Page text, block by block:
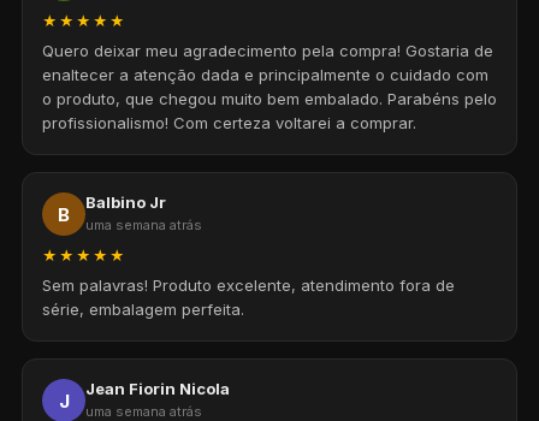
★★★★★
Quero deixar meu agradecimento pela compra! Gostaria de
enaltecer a atenção dada e principalmente o cuidado com
o produto, que chegou muito bem embalado. Parabéns pelo
profissionalismo! Com certeza voltarei a comprar.
B
Balbino Jr
uma semana atrás
★★★★★
Sem palavras! Produto excelente, atendimento fora de
série, embalagem perfeita.
J
Jean Fiorin Nicola
uma semana atrás